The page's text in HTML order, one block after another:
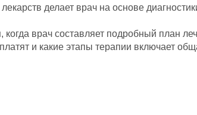
делает врач на основе
когда врач составляет подробный план
и какие этапы терапии включает